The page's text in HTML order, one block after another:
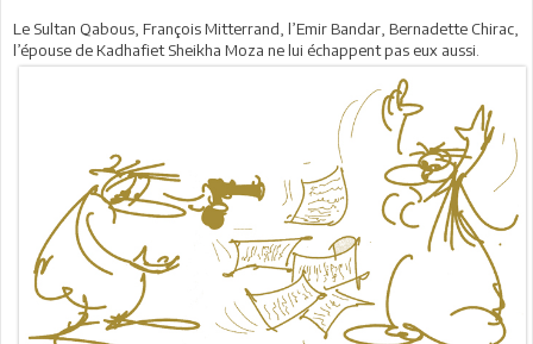
Le Sultan Qabous, François Mitterrand, l’Emir Bandar, Bernadette Chirac,
l’épouse de Kadhafiet Sheikha Moza ne lui échappent pas eux aussi.